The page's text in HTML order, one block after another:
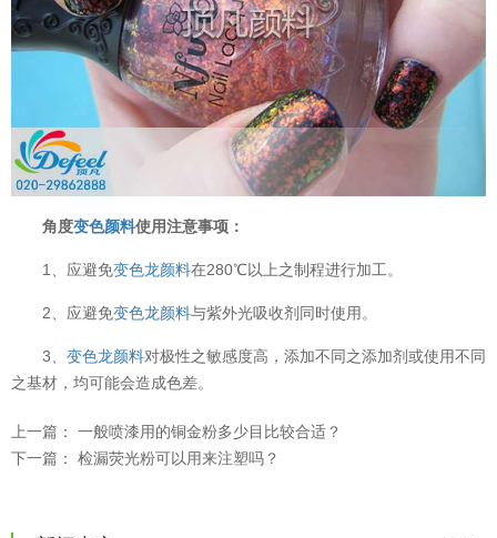
角度变色颜料使用注意事项：
1、应避免变色龙颜料在280℃以上之制程进行加工。
2、应避免变色龙颜料与紫外光吸收剂同时使用。
3、 变色龙颜料对极性之敏感度高，添加不同之添加剂或使用不同
之基材，均可能会造成色差。
上一篇： 一般喷漆用的铜金粉多少目比较合适？
下一篇： 检漏荧光粉可以用来注塑吗？